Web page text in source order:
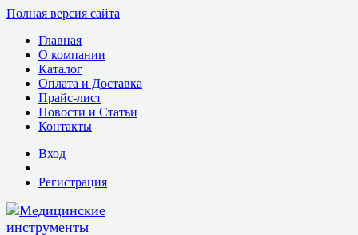
Полная версия сайта
Главная
О компании
Каталог
Оплата и Доставка
Прайс-лист
Новости и Статьи
Контакты
Вход
Регистрация